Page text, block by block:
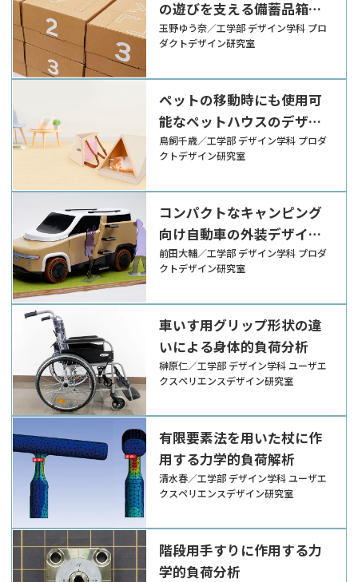
の遊びを支える備蓄品箱の
デザイン提案
玉野ゆう奈／工学部 デザイン学科 プロ
ダクトデザイン研究室
ペットの移動時にも使用可
能なペットハウスのデザイ
ン提案
鳥飼千歳／工学部 デザイン学科 プロダ
クトデザイン研究室
コンパクトなキャンピング
向け自動車の外装デザイン
提案
前田大輔／工学部 デザイン学科 プロダ
クトデザイン研究室
車いす用グリップ形状の違
いによる身体的負荷分析
榊原仁／工学部 デザイン学科 ユーザエ
クスペリエンスデザイン研究室
有限要素法を用いた杖に作
用する力学的負荷解析
清水春／工学部 デザイン学科 ユーザエ
クスペリエンスデザイン研究室
階段用手すりに作用する力
学的負荷分析